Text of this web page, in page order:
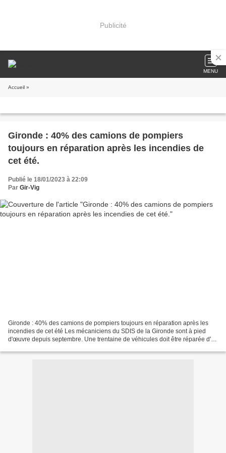
Publicité
MENU
Accueil »
Gironde : 40% des camions de pompiers
toujours en réparation après les incendies de
cet été.
Publié le 18/01/2023 à 22:09
Par Gir-Vig
Gironde : 40% des camions de pompiers toujours en réparation après les
incendies de cet été Les mécaniciens du SDIS de la Gironde sont à pied
d'œuvre depuis septembre. Une trentaine de véhicules doit être réparée d'ici